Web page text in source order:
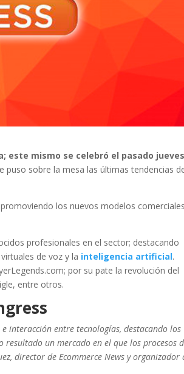
este mismo se celebró el pasado
puso sobre la mesa las últimas tendencias
los nuevos modelos
profesionales en el sector; destacando
de voz y la inteligencia artificial.
por su pate la revolución del
entre otros.
interacción entre tecnologías, destacando los
resultado un mercado en el que los procesos
director de Ecommerce News y organizador